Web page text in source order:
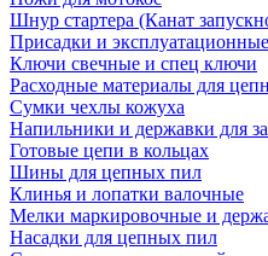
Шнур стартера (Канат
Присадки и
Ключи свечные и спец ключи
Расходные материалы для
Сумки чехлы кожуха
Напильники и державки для
Готовые цепи в кольцах
Шины для цепных пил
Клинья и лопатки валочные
Мелки маркировочные и
Насадки для цепных пил